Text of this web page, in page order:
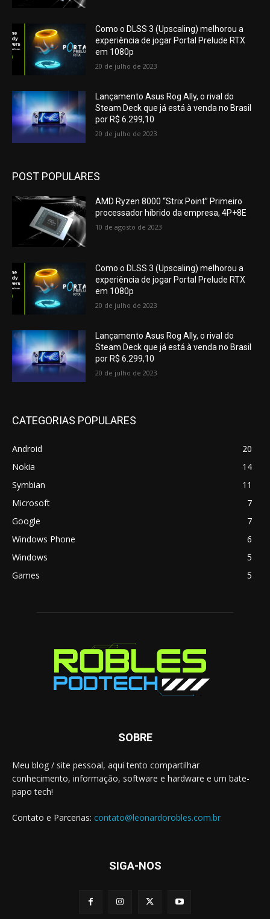
Como o DLSS 3 (Upscaling) melhorou a
experiência de jogar Portal Prelude RTX
em 1080p
20 de julho de 2023
Lançamento Asus Rog Ally, o rival do
Steam Deck que já está à venda no Brasil
por R$ 6.299,10
20 de julho de 2023
POST POPULARES
AMD Ryzen 8000 “Strix Point” Primeiro
processador híbrido da empresa, 4P+8E
10 de agosto de 2023
Como o DLSS 3 (Upscaling) melhorou a
experiência de jogar Portal Prelude RTX
em 1080p
20 de julho de 2023
Lançamento Asus Rog Ally, o rival do
Steam Deck que já está à venda no Brasil
por R$ 6.299,10
20 de julho de 2023
CATEGORIAS POPULARES
Android
20
Nokia
14
Symbian
11
Microsoft
7
Google
7
Windows Phone
6
Windows
5
Games
5
SOBRE
Meu blog / site pessoal, aqui tento compartilhar
conhecimento, informação, software e hardware e um bate-
papo tech!
Contato e Parcerias: contato@leonardorobles.com.br
SIGA-NOS